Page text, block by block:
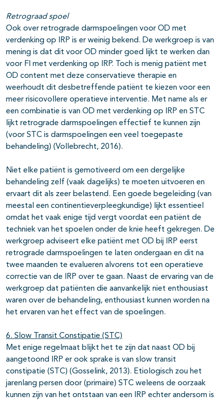
Retrograad spoel
Ook over retrograde darmspoelingen voor OD met
verdenking op IRP is er weinig bekend. De werkgroep is van
mening is dat dit voor OD minder goed lijkt te werken dan
voor FI met verdenking op IRP. Toch is menig patiënt met
OD content met deze conservatieve therapie en
weerhoudt dit desbetreffende patiënt te kiezen voor een
meer risicovollere operatieve interventie. Met name als er
een combinatie is van OD met verdenking op IRP en STC
lijkt retrograde darmspoelingen effectief te kunnen zijn
(voor STC is darmspoelingen een veel toegepaste
behandeling) (Vollebrecht, 2016).
Niet elke patiënt is gemotiveerd om een dergelijke
behandeling zelf (vaak dagelijks) te moeten uitvoeren en
ervaart dit als zeer belastend. Een goede begeleiding (van
meestal een continentieverpleegkundige) lijkt essentieel
omdat het vaak enige tijd vergt voordat een patiënt de
techniek van het spoelen onder de knie heeft gekregen. De
werkgroep adviseert elke patiënt met OD bij IRP eerst
retrograde darmspoelingen te laten ondergaan en dit na
twee maanden te evalueren alvorens tot een operatieve
correctie van de IRP over te gaan. Naast de ervaring van de
werkgroep dat patiënten die aanvankelijk niet enthousiast
waren over de behandeling, enthousiast kunnen worden na
het ervaren van het effect van de spoelingen.
6. Slow Transit Constipatie (STC)
Met enige regelmaat blijkt het te zijn dat naast OD bij
aangetoond IRP er ook sprake is van slow transit
constipatie (STC) (Gosselink, 2013). Etiologisch zou het
jarenlang persen door (primaire) STC weleens de oorzaak
kunnen zijn van het ontstaan van een IRP echter andersom is